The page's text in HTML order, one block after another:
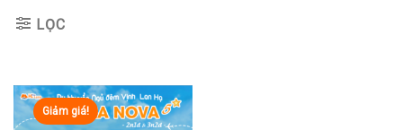
LỌC
Giảm giá!